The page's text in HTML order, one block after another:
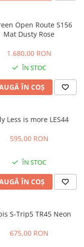
Open Route S156
Mat Dusty Rose
1.680,00 RON
ÎN STOC
ÎN COȘ
Less is more LES44
595,00 RON
ÎN STOC
ÎN COȘ
S-Trip5 TR45 Neon
675,00 RON